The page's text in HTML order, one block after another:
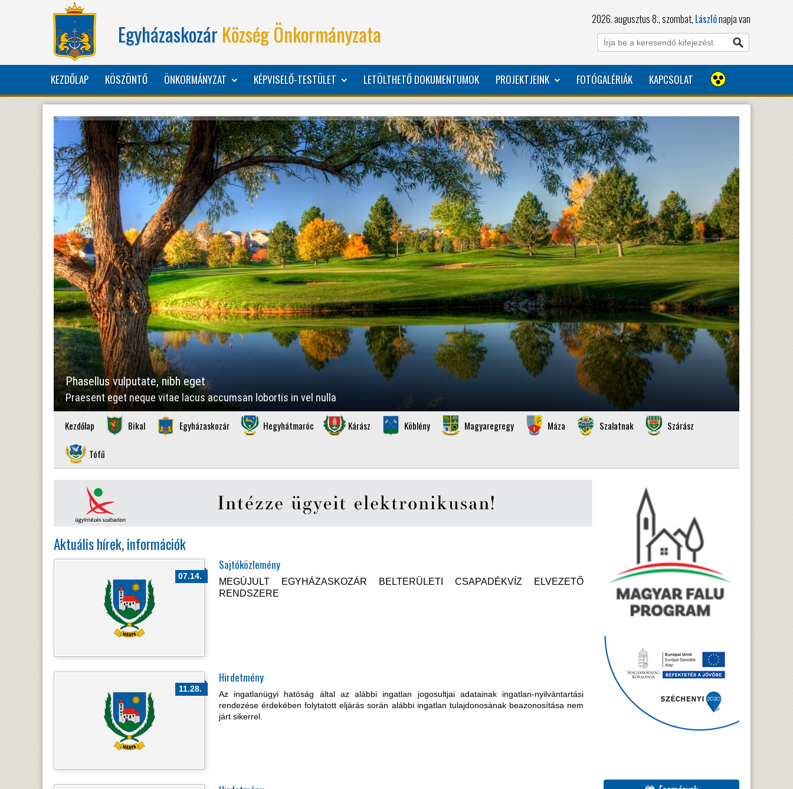
Egyházaskozár Község Önkormányzata
2026. augusztus 8., szombat, Lászlónapja van
KEZDŐLAP KÖSZÖNTŐ ÖNKORMÁNYZAT KÉPVISELŐ-TESTÜLET LETÖLTHETŐ DOKUMENTUMOK PROJEKTJEINK FOTÓGALÉRIÁK KAPCSOLAT
Phasellus vulputate, nibh eget
Praesent eget neque vitae lacus accumsan lobortis in vel nulla
Kezdőlap Bikal Egyházaskozár Hegyhátmaróc Kárász Köblény Magyaregregy Máza Szalatnak Szárász
Tófű
Aktuális hírek, információk
07.14.
Sajtóközlemény
MEGÚJULT EGYHÁZASKOZÁR BELTERÜLETI CSAPADÉKVÍZ ELVEZETŐ
RENDSZERE
11.28.
Hirdetmény
Az ingatlanügyi hatóság által az alábbi ingatlan jogosultjai adatainak ingatlan-nyilvántartási
rendezése érdekében folytatott eljárás során alábbi ingatlan tulajdonosának beazonosítása nem
járt sikerrel.